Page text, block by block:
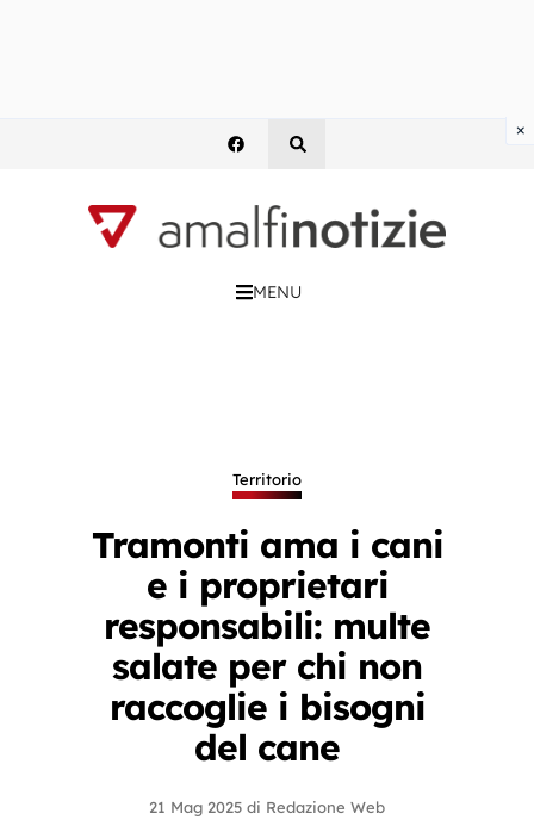
MENU
Territorio
Tramonti ama i cani
e i proprietari
responsabili: multe
salate per chi non
raccoglie i bisogni
del cane
21 Mag 2025 di Redazione Web
×